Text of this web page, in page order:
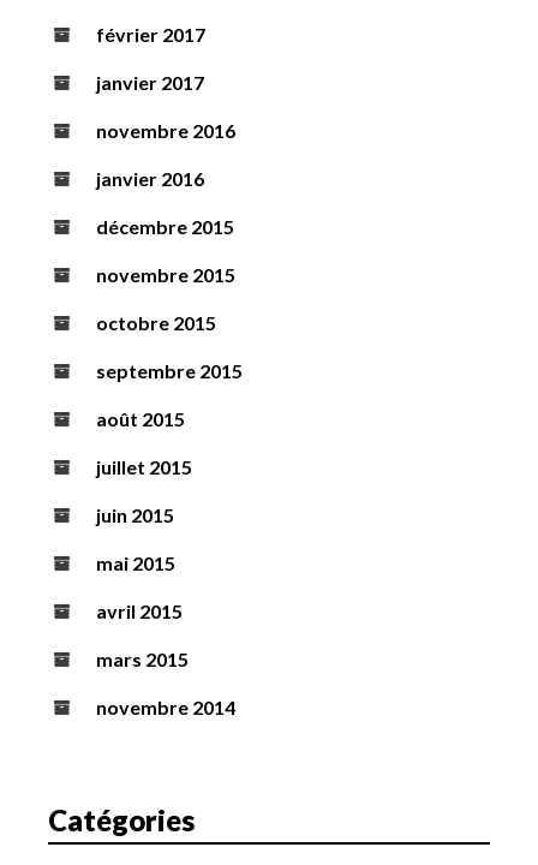
février 2017
janvier 2017
novembre 2016
janvier 2016
décembre 2015
novembre 2015
octobre 2015
septembre 2015
août 2015
juillet 2015
juin 2015
mai 2015
avril 2015
mars 2015
novembre 2014
Catégories